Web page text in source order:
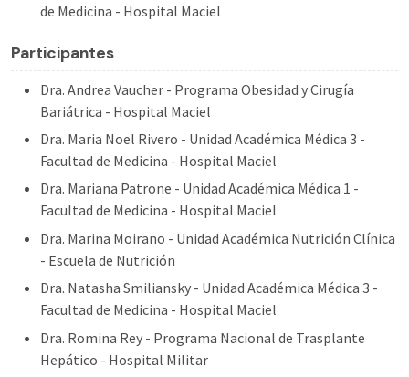
de Medicina - Hospital Maciel
Participantes
Dra. Andrea Vaucher - Programa Obesidad y Cirugía
Bariátrica - Hospital Maciel
Dra. Maria Noel Rivero - Unidad Académica Médica 3 -
Facultad de Medicina - Hospital Maciel
Dra. Mariana Patrone - Unidad Académica Médica 1 -
Facultad de Medicina - Hospital Maciel
Dra. Marina Moirano - Unidad Académica Nutrición Clínica
- Escuela de Nutrición
Dra. Natasha Smiliansky - Unidad Académica Médica 3 -
Facultad de Medicina - Hospital Maciel
Dra. Romina Rey - Programa Nacional de Trasplante
Hepático - Hospital Militar